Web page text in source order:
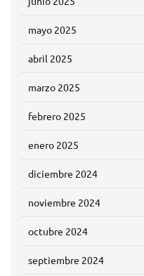
mayo 2025
abril 2025
marzo 2025
febrero 2025
enero 2025
diciembre 2024
noviembre 2024
octubre 2024
septiembre 2024